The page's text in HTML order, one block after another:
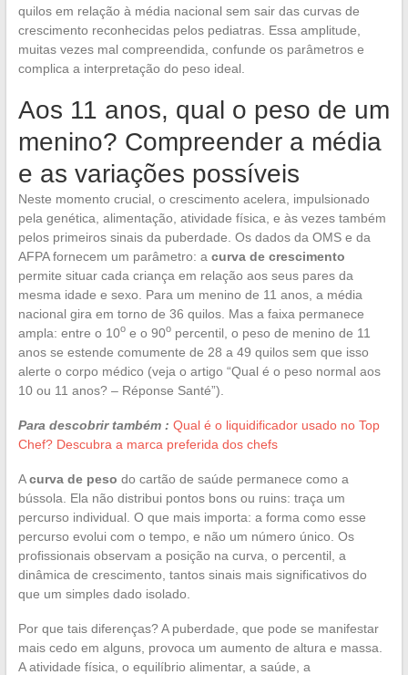
quilos em relação à média nacional sem sair das curvas de
crescimento reconhecidas pelos pediatras. Essa amplitude,
muitas vezes mal compreendida, confunde os parâmetros e
complica a interpretação do peso ideal.
Aos 11 anos, qual o peso de um
menino? Compreender a média
e as variações possíveis
Neste momento crucial, o crescimento acelera, impulsionado
pela genética, alimentação, atividade física, e às vezes também
pelos primeiros sinais da puberdade. Os dados da OMS e da
AFPA fornecem um parâmetro: a curva de crescimento
permite situar cada criança em relação aos seus pares da
mesma idade e sexo. Para um menino de 11 anos, a média
nacional gira em torno de 36 quilos. Mas a faixa permanece
ampla: entre o 10oe o 90opercentil, o peso de menino de 11
anos se estende comumente de 28 a 49 quilos sem que isso
alerte o corpo médico (veja o artigo “Qual é o peso normal aos
10 ou 11 anos? – Réponse Santé”).
Para descobrir também : Qual é o liquidificador usado no Top
Chef? Descubra a marca preferida dos chefs
Acurva de peso do cartão de saúde permanece como a
bússola. Ela não distribui pontos bons ou ruins: traça um
percurso individual. O que mais importa: a forma como esse
percurso evolui com o tempo, e não um número único. Os
profissionais observam a posição na curva, o percentil, a
dinâmica de crescimento, tantos sinais mais significativos do
que um simples dado isolado.
Por que tais diferenças? A puberdade, que pode se manifestar
mais cedo em alguns, provoca um aumento de altura e massa.
A atividade física, o equilíbrio alimentar, a saúde, a